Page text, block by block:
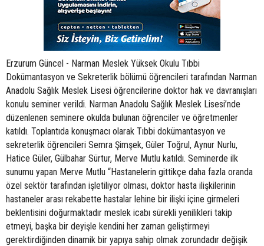
Erzurum Güncel - Narman Meslek Yüksek Okulu Tıbbi
Dokümantasyon ve Sekreterlik bölümü öğrencileri tarafından Narman
Anadolu Sağlık Meslek Lisesi öğrencilerine doktor hak ve davranışları
konulu seminer verildi. Narman Anadolu Sağlık Meslek Lisesi’nde
düzenlenen seminere okulda bulunan öğrenciler ve öğretmenler
katıldı. Toplantıda konuşmacı olarak Tıbbi dokümantasyon ve
sekreterlik öğrencileri Semra Şimşek, Güler Toğrul, Aynur Nurlu,
Hatice Güler, Gülbahar Sürtur, Merve Mutlu katıldı. Seminerde ilk
sunumu yapan Merve Mutlu “Hastanelerin gittikçe daha fazla oranda
özel sektör tarafından işletiliyor olması, doktor hasta ilişkilerinin
hastaneler arası rekabette hastalar lehine bir ilişki içine girmeleri
beklentisini doğurmaktadır meslek icabı sürekli yenilikleri takip
etmeyi, başka bir deyişle kendini her zaman geliştirmeyi
gerektirdiğinden dinamik bir yapıya sahip olmak zorundadır değişik